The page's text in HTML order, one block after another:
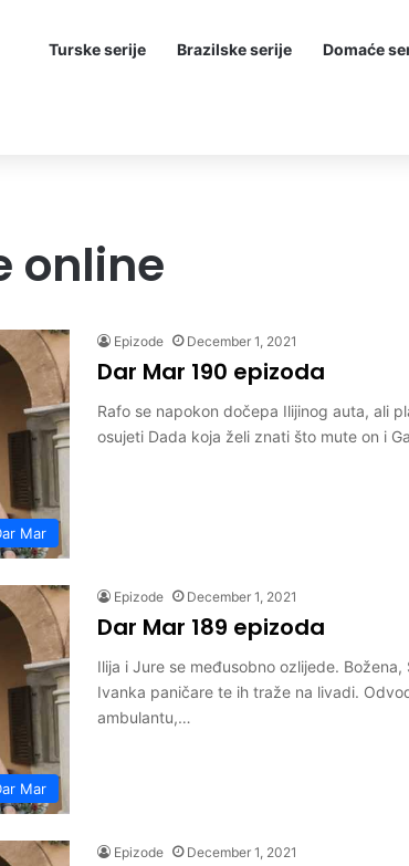
Turske serije Brazilske serije Domaće
online
Mar
Epizode December 1, 2021
Dar Mar 190 epizoda
Rafo se napokon dočepa Ilijinog auta, ali
osujeti Dada koja želi znati što mute on i
Mar
Epizode December 1, 2021
Dar Mar 189 epizoda
Ilija i Jure se međusobno ozlijede. Božena,
Ivanka paničare te ih traže na livadi.
ambulantu,…
Epizode December 1, 2021